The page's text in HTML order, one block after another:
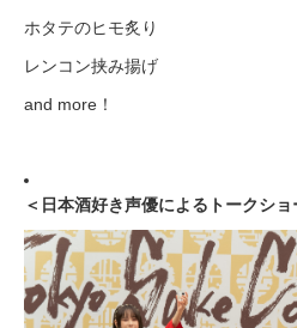
ホタテのヒモ炙り
レンコン挟み揚げ
and more！
＜日本酒好き声優によるトークショ